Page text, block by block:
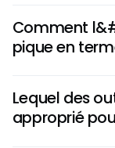
Comment
pique en
efficaces,
l'On pique est
Lequel des
approprié